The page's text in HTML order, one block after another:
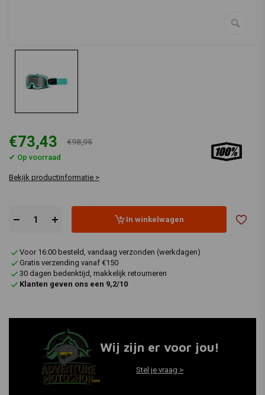
€73,43 €98,95
✔ Op voorraad
Bekijk productinformatie >
In winkelwagen
Voor 16:00 besteld, vandaag verzonden (werkdagen)
Gratis verzending vanaf €150
30 dagen bedenktijd, makkelijk retourneren
Klanten geven ons een 9,2/10
Wij zijn er voor jou!
Stel je vraag >